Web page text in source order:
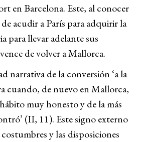
en Barcelona. Este, al conocer
acudir a París para adquirir la
para llevar adelante sus
de volver a Mallorca.
narrativa de la conversión ‘a la
cuando, de nuevo en Mallorca,
muy honesto y de la más
(II, 11). Este signo externo
y las disposiciones